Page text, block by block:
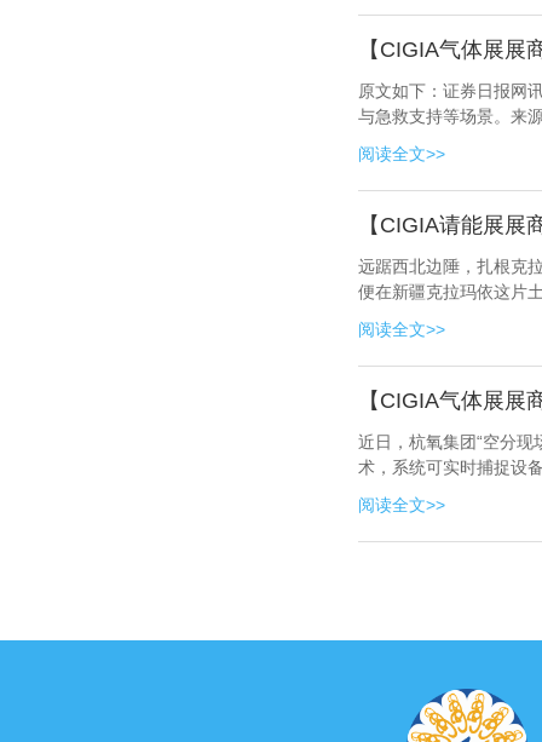
【CIGIA气体展
原文如下：证券日报网
与急救支持等场景。来
阅读全文>>
【CIGIA请能展
远踞西北边陲，扎根克
便在新疆克拉玛依这片
阅读全文>>
【CIGIA气体展
近日，杭氧集团“空分现
术，系统可实时捕捉设
阅读全文>>